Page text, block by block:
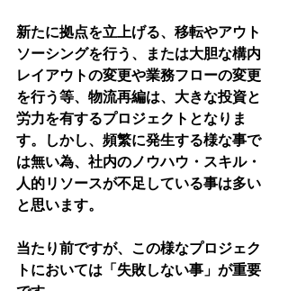
新たに拠点を立上げる、移転やアウト
ソーシングを行う、または大胆な構内
レイアウトの変更や業務フローの変更
を行う等、物流再編は、大きな投資と
労力を有するプロジェクトとなりま
す。しかし、頻繁に発生する様な事で
は無い為、社内のノウハウ・スキル・
人的リソースが不足している事は多い
と思います。
当たり前ですが、この様なプロジェク
トにおいては「失敗しない事」が重要